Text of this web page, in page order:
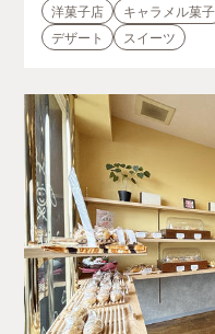
洋菓子店
キャラメル菓子
デザート
スイーツ